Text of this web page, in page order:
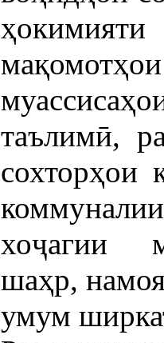
таълимӣ,
сохторҳои
хоҷагии
шаҳр,
умум